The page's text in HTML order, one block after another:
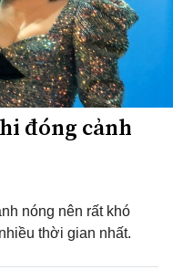
đóng cảnh
nóng nên rất khó
thời gian nhất.